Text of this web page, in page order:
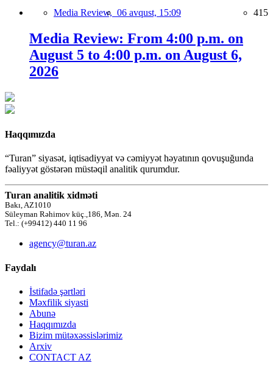
Media Review, 06 avqust, 15:09 415
Media Review: From 4:00 p.m. on
August 5 to 4:00 p.m. on August 6,
2026
Haqqımızda
“Turan” siyasət, iqtisadiyyat və cəmiyyət həyatının qovuşuğunda
fəaliyyət göstərən müstəqil analitik qurumdur.
Turan analitik xidməti
Bakı, AZ1010
Süleyman Rəhimov küç.,186, Mən. 24
Tel.: (+99412) 440 11 96
agency@turan.az
Faydalı
İstifadə şərtləri
Məxfilik siyasti
Abunə
Haqqımızda
Bizim mütəxəssislərimiz
Arxiv
CONTACT AZ